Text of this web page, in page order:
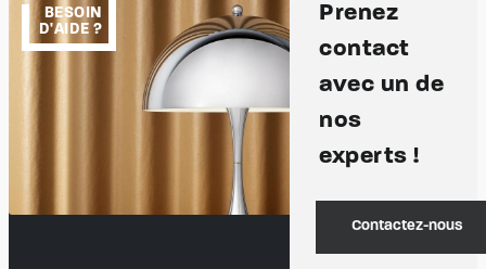
BESOIN
D'AIDE ?
Prenez
contact
avec un de
nos
experts !
Contactez-nous